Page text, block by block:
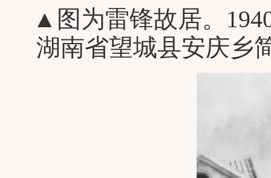
▲图为雷锋故居。
湖南省望城县安庆乡